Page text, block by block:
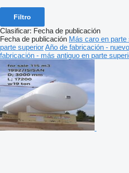
Filtro
Clasificar: Fecha de publicación
Fecha de publicación Más caro en parte
parte superiorAño de fabricación -
fabricación - más antiguo en parte